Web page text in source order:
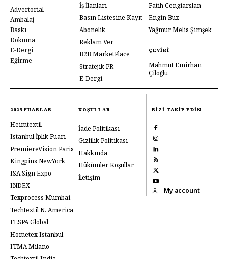
Advertorial
Ambalaj
Baskı
Dokuma
E-Dergi
Eğirme
İş İlanları
Basın Listesine Kayıt
Abonelik
Reklam Ver
B2B MarketPlace
Stratejik PR
E-Dergi
Fatih Cengiarslan
Engin Buz
Yağmur Melis Şimşek
ÇEVIRI
Mahmut Emirhan
Çiloğlu
2023 FUARLAR
Heimtextil
Istanbul İplik Fuarı
PremiereVision Paris
Kingpins NewYork
ISA Sign Expo
INDEX
Texprocess Mumbai
Techtextil N. America
FESPA Global
Hometex Istanbul
ITMA Milano
KOŞULLAR
İade Politikası
Gizlilik Politikası
Hakkında
Hükümler Koşullar
İletişim
BIZI TAKIP EDIN
My account